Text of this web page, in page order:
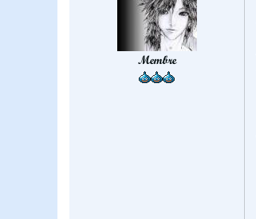
Membre